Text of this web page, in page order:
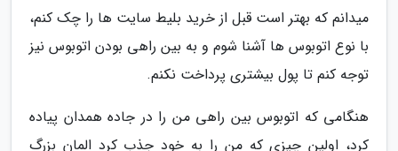
میدانم که بهتر است قبل از خرید بلیط سایت ها را چک کنم،
با نوع اتوبوس ها آشنا شوم و به بین راهی بودن اتوبوس نیز
توجه کنم تا پول بیشتری پرداخت نکنم.
هنگامی که اتوبوس بین راهی من را در جاده همدان پیاده
کرد، اولین چیزی که من را به خود جذب کرد المان بزرگ